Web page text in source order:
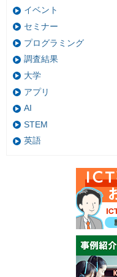
イベント
セミナー
プログラミング
調査結果
大学
アプリ
AI
STEM
英語